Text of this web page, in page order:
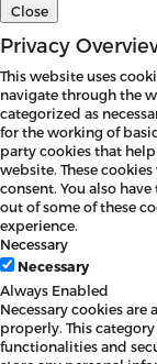
Close
Privacy
This website uses
navigate through the
categorized as
for the working of
party cookies that
website. These
consent. You also
out of some of these
experience.
Necessary
Necessary
Always Enabled
Necessary cookies
properly. This
functionalities and